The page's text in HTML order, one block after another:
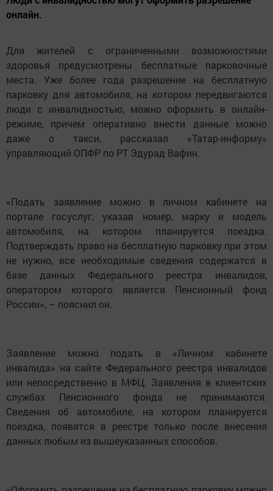
онлайн.
Для жителей с ограниченными возможностями
здоровья предусмотрены бесплатные парковочные
места. Уже более года разрешение на бесплатную
парковку для автомобиля, на котором передвигаются
люди с инвалидностью, можно оформить в онлайн-
режиме, причем оперативно внести данные можно
даже о такси, рассказал «Татар-информу»
управляющий ОПФР по РТ Эдурад Вафин.
«Подать заявление можно в личном кабинете на
портале госуслуг, указав номер, марку и модель
автомобиля, на котором планируется поездка.
Подтверждать право на бесплатную парковку при этом
не нужно, все необходимые сведения содержатся в
базе данных Федерального реестра инвалидов,
оператором которого является Пенсионный фонд
России», – пояснил он.
Заявление можно подать в «Личном кабинете
инвалида» на сайте Федерального реестра инвалидов
или непосредственно в МФЦ. Заявления в клиентских
службах Пенсионного фонда не принимаются.
Сведения об автомобиле, на котором планируется
поездка, появятся в реестре только после внесения
данных любым из вышеуказанных способов.